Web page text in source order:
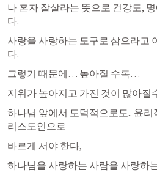
나 혼자 잘살라는 뜻으로 건강도,
다.
사랑을 사랑하는 도구로 삼으라고
다.
그렇기 때문에… 높아질 수록…
지위가 높아지고 가진 것이 많아
하나님 앞에서 도덕적으로도.. 윤
리스도인으로
바르게 서야 한다,
하나님을 사랑하는 사람을 사랑하